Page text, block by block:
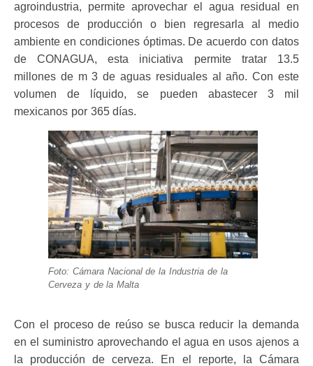
agroindustria, permite aprovechar el agua residual en
procesos de producción o bien regresarla al medio
ambiente en condiciones óptimas. De acuerdo con datos
de CONAGUA, esta iniciativa permite tratar 13.5
millones de m 3 de aguas residuales al año. Con este
volumen de líquido, se pueden abastecer 3 mil
mexicanos por 365 días.
Foto: Cámara Nacional de la Industria de la
Cerveza y de la Malta
Con el proceso de reúso se busca reducir la demanda
en el suministro aprovechando el agua en usos ajenos a
la producción de cerveza. En el reporte, la Cámara